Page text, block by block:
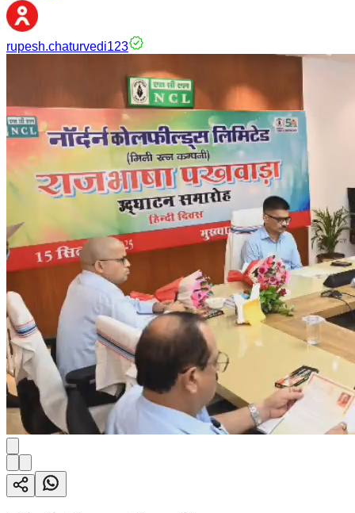
rupesh.chaturvedi123